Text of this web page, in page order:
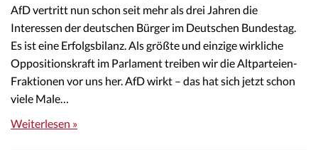
AfD vertritt nun schon seit mehr als drei Jahren die
Interessen der deutschen Bürger im Deutschen Bundestag.
Es ist eine Erfolgsbilanz. Als größte und einzige wirkliche
Oppositionskraft im Parlament treiben wir die Altparteien-
Fraktionen vor uns her. AfD wirkt – das hat sich jetzt schon
viele Male…
Weiterlesen »